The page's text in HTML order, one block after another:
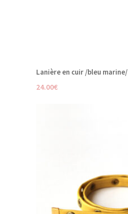
Lanière en cuir /bleu marine/
24.00€